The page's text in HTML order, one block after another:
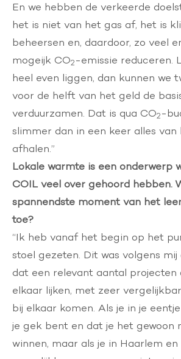
En we hebben de verkeerde
het is niet van het gas af, het is
beheersen en, daardoor, zo veel
mogeijk CO2 -emissie reduceren.
heel even liggen, dan kunnen we
voor de helft van het geld de
verduurzamen. Dat is qua CO2 -
slimmer dan in een keer alles van
afhalen.”
Lokale warmte is een onderwerp
COIL veel over gehoord hebben.
spannendste moment van het
toe?
“Ik heb vanaf het begin op het
stoel gezeten. Dit was volgens
dat een relevant aantal projecten
elkaar lijken, met zeer
bij elkaar komen. Als je in je
je gek bent en dat je het gewoon
winnen, maar als je in Haarlem en